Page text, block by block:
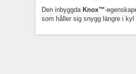
Den inbyggda Knox™-
som håller sig snygg längre i kyl